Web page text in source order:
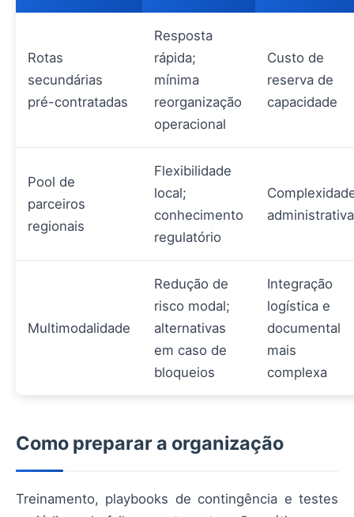
Rotas
secundárias
pré-contratadas
Resposta
rápida;
mínima
reorganização
operacional
Custo de
reserva de
capacidade
Pool de
parceiros
regionais
Flexibilidade
local;
conhecimento
regulatório
administrativa
Multimodalidade
Redução de
risco modal;
alternativas
em caso de
bloqueios
Integração
logística e
documental
mais
complexa
Como preparar a organização
Treinamento, playbooks de contingência e testes